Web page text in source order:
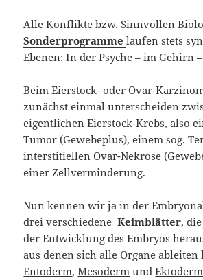
Alle Konflikte bzw. Sinnvollen
Sonderprogramme laufen stets
Ebenen: In der Psyche – im Gehirn
Beim Eierstock- oder Ovar-
zunächst einmal unterscheiden
eigentlichen Eierstock-Krebs, also
Tumor (Gewebeplus), einem sog.
interstitiellen Ovar-Nekrose
einer Zellverminderung.
Nun kennen wir ja in der
drei verschiedene Keimblätter,
der Entwicklung des Embryos
aus denen sich alle Organe ableiten
Entoderm,Mesoderm undEktoderm